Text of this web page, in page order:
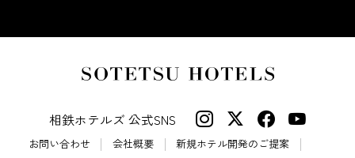
相鉄ホテルズ 公式SNS
お問い合わせ 会社概要 新規ホテル開発のご提案